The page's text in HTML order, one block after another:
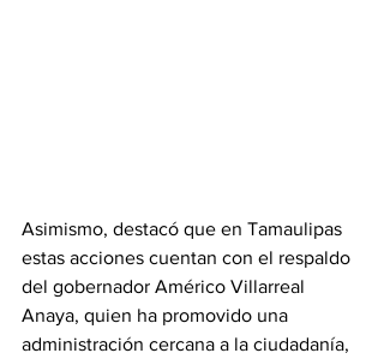
Asimismo, destacó que en Tamaulipas
estas acciones cuentan con el respaldo
del gobernador Américo Villarreal
Anaya, quien ha promovido una
administración cercana a la ciudadanía,